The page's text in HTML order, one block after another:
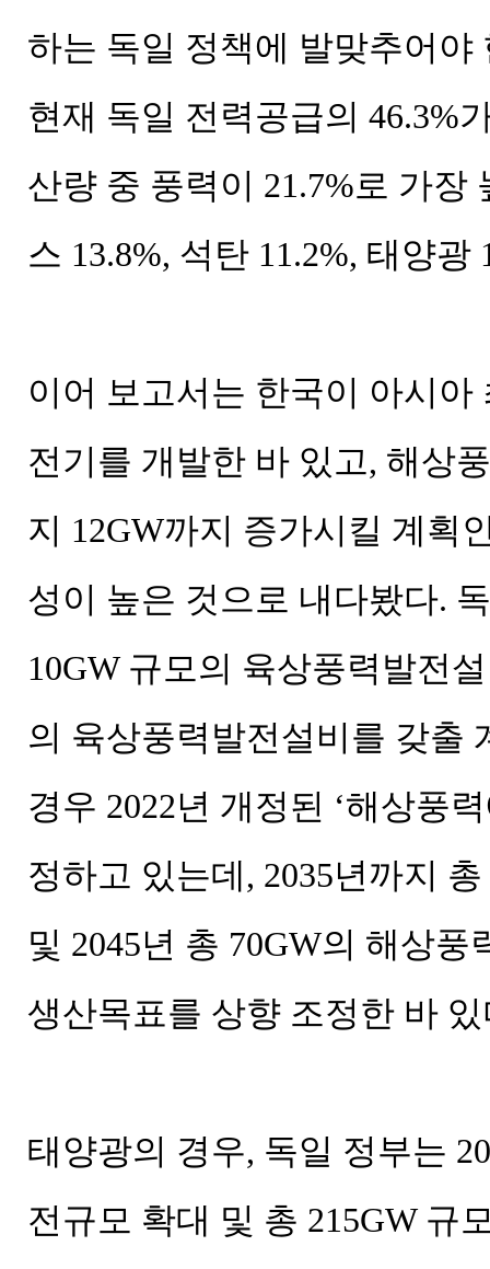
하는 독일 정책에 발맞추어야
현재 독일 전력공급의 46.3%
산량 중 풍력이 21.7%로 가장
스 13.8%, 석탄 11.2%, 태양
이어 보고서는 한국이 아시
전기를 개발한 바 있고, 해상
지 12GW까지 증가시킬 계획
성이 높은 것으로 내다봤다.
10GW 규모의 육상풍력발전
의 육상풍력발전설비를 갖출
경우 2022년 개정된 ‘해상풍
정하고 있는데, 2035년까지
및 2045년 총 70GW의 해상
생산목표를 상향 조정한 바 있
태양광의 경우, 독일 정부는
전규모 확대 및 총 215GW 규